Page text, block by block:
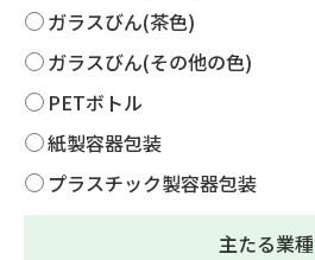
ガラスびん(茶色)
ガラスびん(その他の色)
PETボトル
紙製容器包装
プラスチック製容器包装
主たる業種